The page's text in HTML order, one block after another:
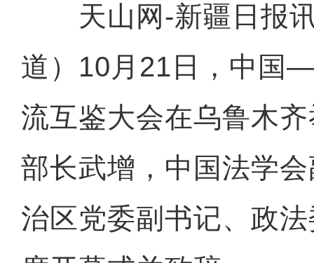
天山网-新疆日报讯
道）10月21日，中国
流互鉴大会在乌鲁木
部长武增，中国法学
治区党委副书记、政